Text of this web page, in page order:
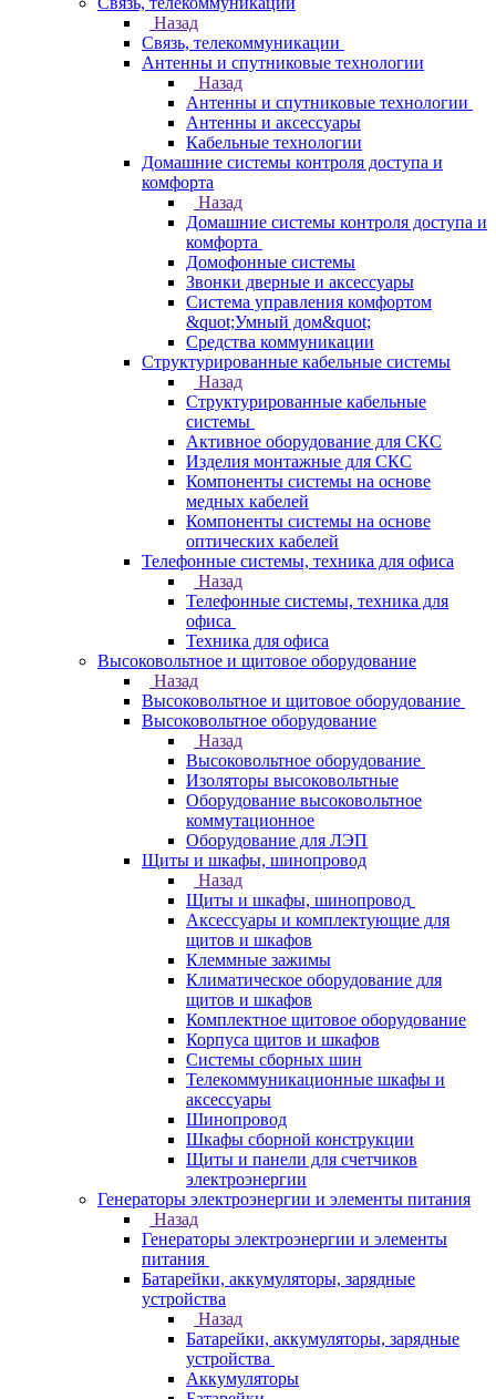
Назад
Связь, телекоммуникации
Антенны и спутниковые технологии
Назад
Антенны и спутниковые технологии
Антенны и аксессуары
Кабельные технологии
Домашние системы контроля доступа и
комфорта
Назад
Домашние системы контроля доступа и
комфорта
Домофонные системы
Звонки дверные и аксессуары
Система управления комфортом
&quot;Умный дом&quot;
Средства коммуникации
Структурированные кабельные системы
Назад
Структурированные кабельные
системы
Активное оборудование для СКС
Изделия монтажные для СКС
Компоненты системы на основе
медных кабелей
Компоненты системы на основе
оптических кабелей
Телефонные системы, техника для офиса
Назад
Телефонные системы, техника для
офиса
Техника для офиса
Высоковольтное и щитовое оборудование
Назад
Высоковольтное и щитовое оборудование
Высоковольтное оборудование
Назад
Высоковольтное оборудование
Изоляторы высоковольтные
Оборудование высоковольтное
коммутационное
Оборудование для ЛЭП
Щиты и шкафы, шинопровод
Назад
Щиты и шкафы, шинопровод
Аксессуары и комплектующие для
щитов и шкафов
Клеммные зажимы
Климатическое оборудование для
щитов и шкафов
Комплектное щитовое оборудование
Корпуса щитов и шкафов
Системы сборных шин
Телекоммуникационные шкафы и
аксессуары
Шинопровод
Шкафы сборной конструкции
Щиты и панели для счетчиков
электроэнергии
Генераторы электроэнергии и элементы питания
Назад
Генераторы электроэнергии и элементы
питания
Батарейки, аккумуляторы, зарядные
устройства
Назад
Батарейки, аккумуляторы, зарядные
устройства
Аккумуляторы